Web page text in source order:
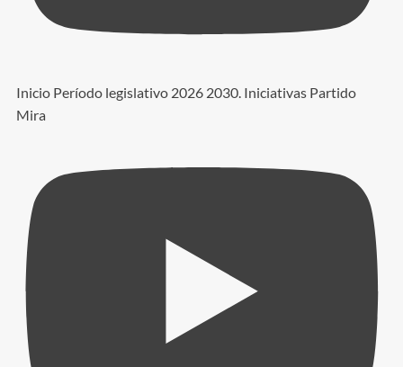
Inicio Período legislativo 2026 2030. Iniciativas Partido
Mira